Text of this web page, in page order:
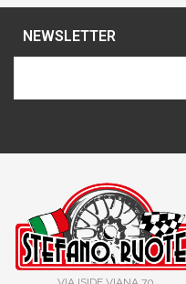
NEWSLETTER